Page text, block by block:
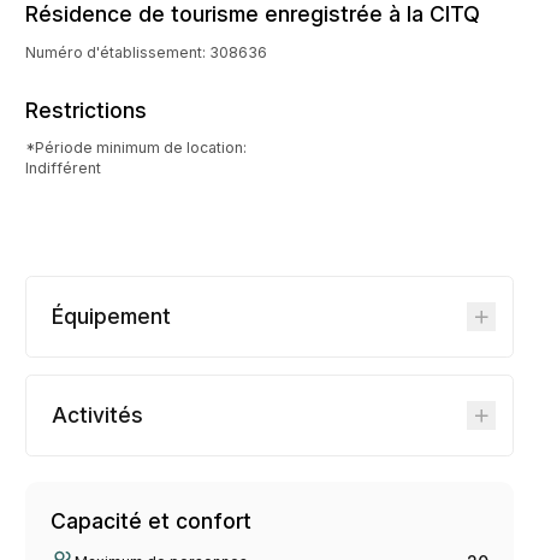
Résidence de tourisme enregistrée à la CITQ
Numéro d'établissement: 308636
Restrictions
*Période minimum de location:
Indifférent
Équipement
Activités
Capacité et confort